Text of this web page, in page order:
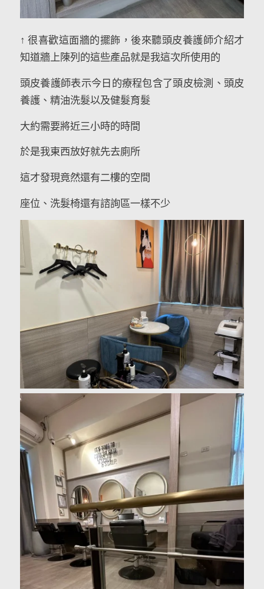
↑ 很喜歡這面牆的擺飾，後來聽頭皮養護師介紹才
知道牆上陳列的這些產品就是我這次所使用的
頭皮養護師表示今日的療程包含了頭皮檢測、頭皮
養護、精油洗髮以及健髮育髮
大約需要將近三小時的時間
於是我東西放好就先去廁所
這才發現竟然還有二樓的空間
座位、洗髮椅還有諮詢區一樣不少